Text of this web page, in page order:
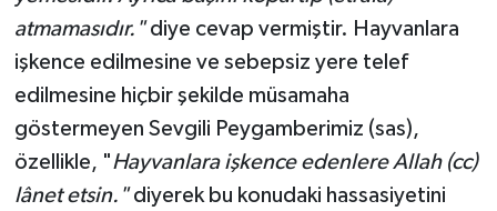
atmamasıdır."diye cevap vermiştir. Hayvanlara
işkence edilmesine ve sebepsiz yere telef
edilmesine hiçbir şekilde müsamaha
göstermeyen Sevgili Peygamberimiz (sas),
özellikle, "Hayvanlara işkence edenlere Allah (cc)
lânet etsin."diyerek bu konudaki hassasiyetini